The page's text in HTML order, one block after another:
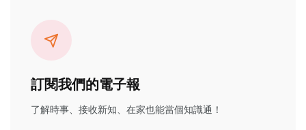
訂閱我們的電子報
了解時事、接收新知、在家也能當個知識通！